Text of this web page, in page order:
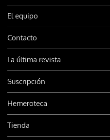
El equipo
Contacto
La última revista
Suscripción
Hemeroteca
Tienda